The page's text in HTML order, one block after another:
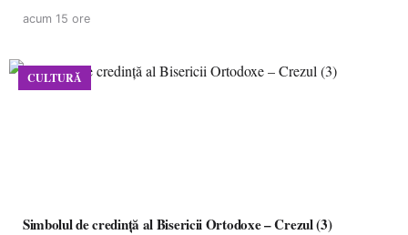
acum 15 ore
CULTURĂ
Simbolul de credinţă al Bisericii Ortodoxe – Crezul (3)